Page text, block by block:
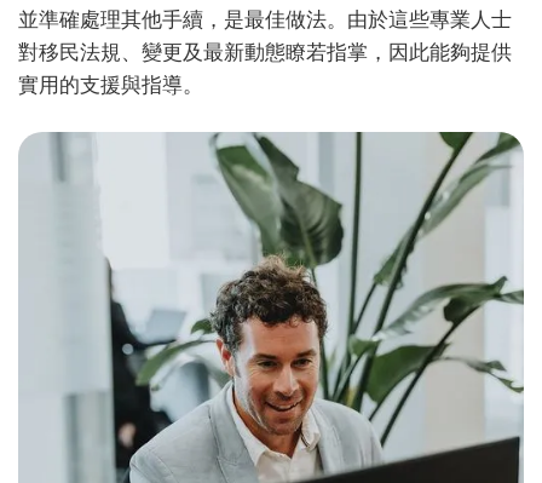
並準確處理其他手續，是最佳做法。由於這些專業人士
對移民法規、變更及最新動態瞭若指掌，因此能夠提供
實用的支援與指導。